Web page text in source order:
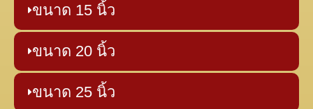
ขนาด 15 นิ้ว
ขนาด 20 นิ้ว
ขนาด 25 นิ้ว